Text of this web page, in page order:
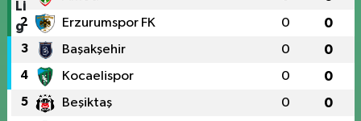
2 Erzurumspor FK 0 0
3 Başakşehir 0 0
4 Kocaelispor 0 0
5 Beşiktaş 0 0